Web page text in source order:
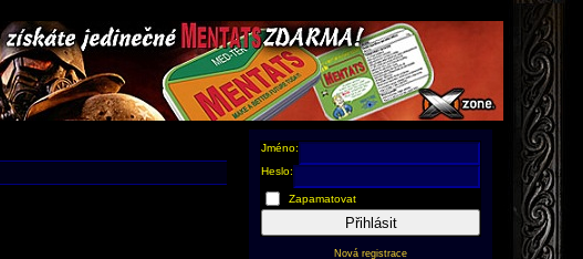
Jméno:
Heslo:
Zapamatovat
Přihlásit
Nová registrace